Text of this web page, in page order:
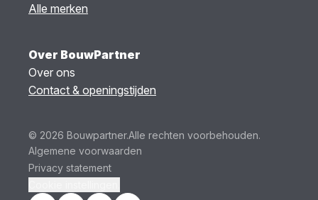
Alle merken
Over BouwPartner
Over ons
Contact & openingstijden
© 2026 Bouwpartner.Alle rechten voorbehouden.
Algemene voorwaarden
Privacy statement